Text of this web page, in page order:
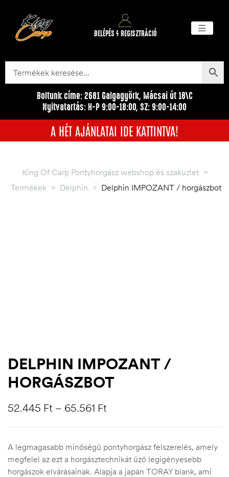
BELÉPÉS / REGISZTRÁCIÓ
Boltunk címe: 2681 Galgagyörk, Mácsai út 18\C
Nyitvatartás: H-P 9:00-18:00, SZ: 9:00-14:00
A HÉT AJÁNLATAI IDE KATTINTVA!
King Of Carp Pontyhorgász webshop és szaküzlet >
Termékek > Delphin > Delphin IMPOZANT / horgászbot
DELPHIN IMPOZANT /
HORGÁSZBOT
52.445 Ft – 65.561 Ft
A legmagasabb minőségű pontyhorgász felszerelés, amely
megfelel az ezt a horgásztechnikát űző legigényesebb
horgászok elvárásainak. Alapja a japán TORAY blank, ami